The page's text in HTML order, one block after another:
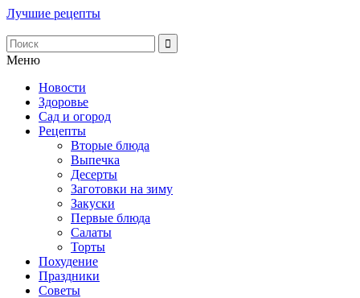
Лучшие рецепты
Меню
Новости
Здоровье
Сад и огород
Рецепты
Вторые блюда
Выпечка
Десерты
Заготовки на зиму
Закуски
Первые блюда
Салаты
Торты
Похудение
Праздники
Советы